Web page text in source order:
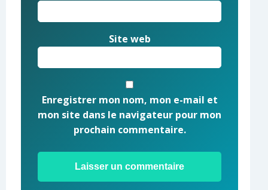
Site web
Enregistrer mon nom, mon e-mail et
mon site dans le navigateur pour mon
prochain commentaire.